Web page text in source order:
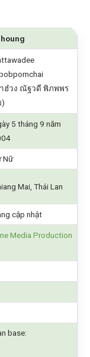
ฮ๋วง ณัฐวดี พิภพพร
)
5 tháng 9 năm
Nữ
Mai, Thái Lan
cập nhật
Media Production
base: